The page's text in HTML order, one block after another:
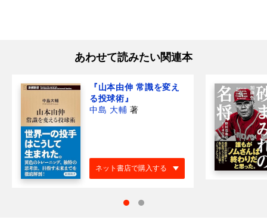
あわせて読みたい関連本
『山本由伸 常識を変え
る投球術』
中島 大輔 著
ネット書店で購入する